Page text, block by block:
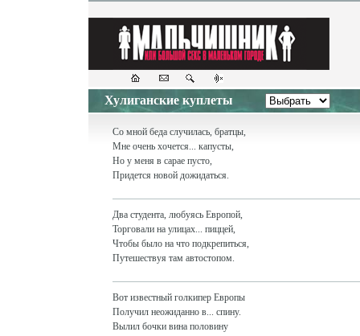
Хулиганские куплеты
Со мной беда случилась, братцы,
Мне очень хочется... капусты,
Но у меня в сарае пусто,
Придется новой дожидаться.
Два студента, любуясь Европой,
Торговали на улицах... пиццей,
Чтобы было на что подкрепиться,
Путешествуя там автостопом.
Вот известный голкипер Европы
Получил неожиданно в... спину.
Вылил бочки вина половину